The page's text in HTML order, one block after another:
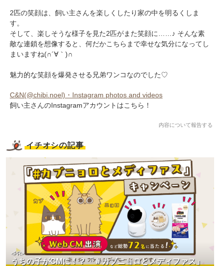
2匹の笑顔は、飼い主さんを楽しくしたり家の中を明るくしま
す。
そして、楽しそうな様子を見た2匹がまた笑顔に……♪ そんな素
敵な連鎖を想像すると、何だかこちらまで幸せな気分になってし
まいますね(∩´∀｀)∩
魅力的な笑顔を爆発させる兄弟ワンコなのでした♡
C&N(@chibi.noel)・Instagram photos and videos
飼い主さんのInstagramアカウントはこちら！
内容について報告する
イチオシの記事
うちの子がCMに！？「＃カブニョロとメディファス」
<PR>